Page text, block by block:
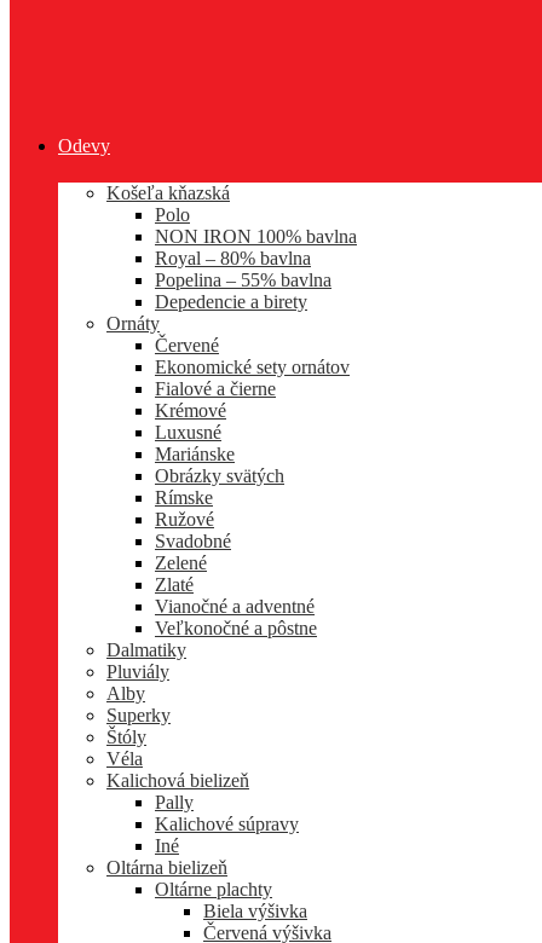
Odevy
Košeľa kňazská
Polo
NON IRON 100% bavlna
Royal – 80% bavlna
Popelina – 55% bavlna
Depedencie a birety
Ornáty
Červené
Ekonomické sety ornátov
Fialové a čierne
Krémové
Luxusné
Mariánske
Obrázky svätých
Rímske
Ružové
Svadobné
Zelené
Zlaté
Vianočné a adventné
Veľkonočné a pôstne
Dalmatiky
Pluviály
Alby
Superky
Štóly
Véla
Kalichová bielizeň
Pally
Kalichové súpravy
Iné
Oltárna bielizeň
Oltárne plachty
Biela výšivka
Červená výšivka